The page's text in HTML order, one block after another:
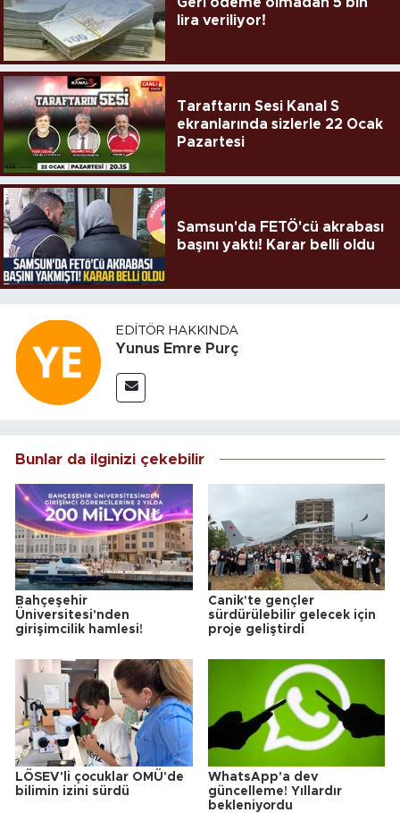
Geri ödeme olmadan 5 bin
lira veriliyor!
Taraftarın Sesi Kanal S
ekranlarında sizlerle 22 Ocak
Pazartesi
Samsun'da FETÖ'cü akrabası
başını yaktı! Karar belli oldu
EDITÖR HAKKINDA
Yunus Emre Purç
Bunlar da ilginizi çekebilir
Bahçeşehir
Üniversitesi'nden
girişimcilik hamlesi!
Canik'te gençler
sürdürülebilir gelecek için
proje geliştirdi
LÖSEV'li çocuklar OMÜ'de
bilimin izini sürdü
WhatsApp'a dev
güncelleme! Yıllardır
bekleniyordu